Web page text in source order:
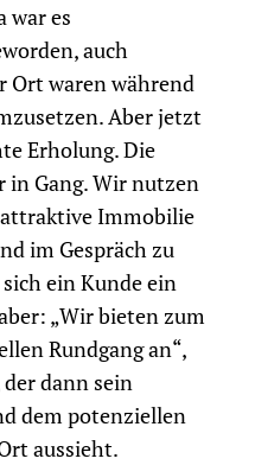
war es
auch
Ort waren während
Aber jetzt
Erholung. Die
Gang. Wir nutzen
Immobilie
im Gespräch zu
ein Kunde ein
„Wir bieten zum
Rundgang an“,
dann sein
dem potenziellen
aussieht.